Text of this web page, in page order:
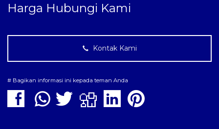
Harga Hubungi Kami
Kontak Kami
# Bagikan informasi ini kepada teman Anda